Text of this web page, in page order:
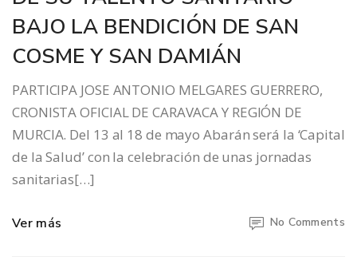
BAJO LA BENDICIÓN DE SAN
COSME Y SAN DAMIÁN
PARTICIPA JOSE ANTONIO MELGARES GUERRERO,
CRONISTA OFICIAL DE CARAVACA Y REGIÓN DE
MURCIA. Del 13 al 18 de mayo Abarán será la ‘Capital
de la Salud’ con la celebración de unas jornadas
sanitarias[…]
Ver más No Comments